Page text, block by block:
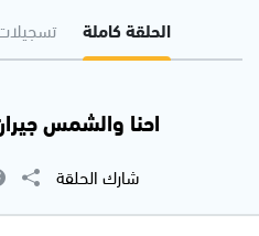
الحلقة كاملة
احنا والشمس جيران -
شارك الحلقة